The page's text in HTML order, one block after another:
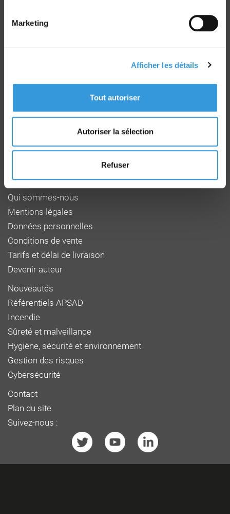
Marketing
Afficher les détails
Tout autoriser
Autoriser la sélection
Refuser
CB - Virement - Chèque
Groupe CNPP
Route de la Chapelle Réanville
CD 64 - CS22265
www.cnpp.com
www.faceaurisque.com
Foire aux questions
Qui sommes-nous
Mentions légales
Données personnelles
Conditions de vente
Tarifs et délai de livraison
Devenir auteur
Nouveautés
Référentiels APSAD
Incendie
Sûreté et malveillance
Hygiène, sécurité et environnement
Gestion des risques
Cybersécurité
Contact
Plan du site
Suivez-nous :